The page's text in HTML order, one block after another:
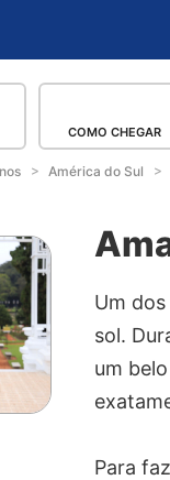
COMO CHEGAR
América do Sul
Um
sol.
um
Para